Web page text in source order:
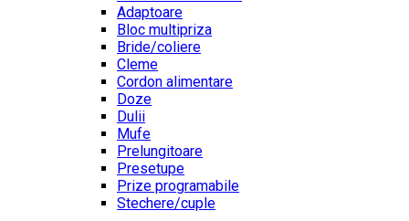
Adaptoare
Bloc multipriza
Bride/coliere
Cleme
Cordon alimentare
Doze
Dulii
Mufe
Prelungitoare
Presetupe
Prize programabile
Stechere/cuple